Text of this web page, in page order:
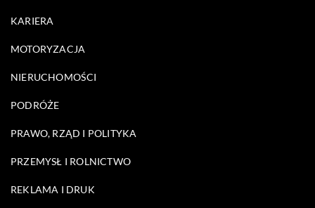
KARIERA
MOTORYZACJA
NIERUCHOMOŚCI
PODRÓŻE
PRAWO, RZĄD I POLITYKA
PRZEMYSŁ I ROLNICTWO
REKLAMA I DRUK